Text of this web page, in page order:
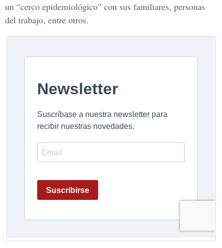
un “cerco epidemiológico” con sus familiares, personas
del trabajo, entre otros.